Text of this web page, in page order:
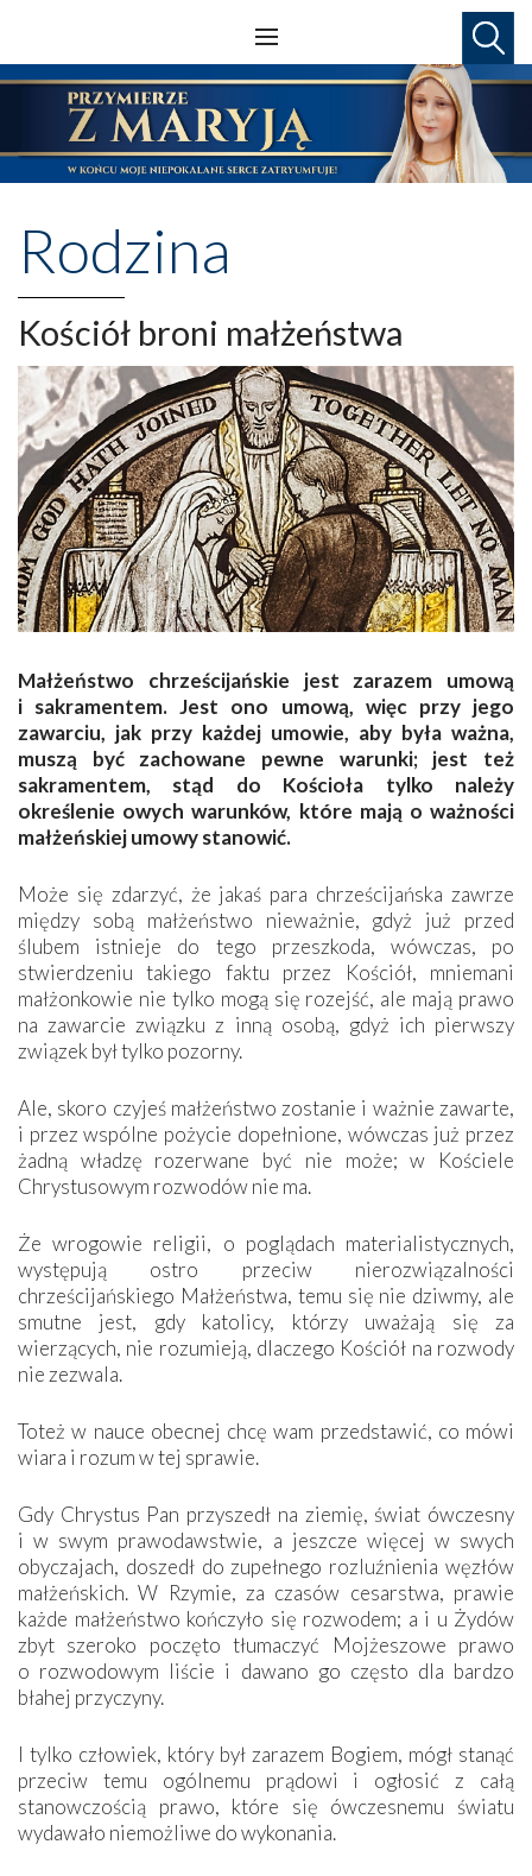
Rodzina
Kościół broni małżeństwa
Małżeństwo chrześcijańskie jest zarazem umową
i sakramentem. Jest ono umową, więc przy jego
zawarciu, jak przy każdej umowie, aby była ważna,
muszą być zachowane pewne warunki; jest też
sakramentem, stąd do Kościoła tylko należy
określenie owych warunków, które mają o ważności
małżeńskiej umowy stanowić.
Może się zdarzyć, że jakaś para chrześcijańska zawrze
między sobą małżeństwo nieważnie, gdyż już przed
ślubem istnieje do tego przeszkoda, wówczas, po
stwierdzeniu takiego faktu przez Kościół, mniemani
małżonkowie nie tylko mogą się rozejść, ale mają prawo
na zawarcie związku z inną osobą, gdyż ich pierwszy
związek był tylko pozorny.
Ale, skoro czyjeś małżeństwo zostanie i ważnie zawarte,
i przez wspólne pożycie dopełnione, wówczas już przez
żadną władzę rozerwane być nie może; w Kościele
Chrystusowym rozwodów nie ma.
Że wrogowie religii, o poglądach materialistycznych,
występują ostro przeciw nierozwiązalności
chrześcijańskiego Małżeństwa, temu się nie dziwmy, ale
smutne jest, gdy katolicy, którzy uważają się za
wierzących, nie rozumieją, dlaczego Kościół na rozwody
nie zezwala.
Toteż w nauce obecnej chcę wam przedstawić, co mówi
wiara i rozum w tej sprawie.
Gdy Chrystus Pan przyszedł na ziemię, świat ówczesny
i w swym prawodawstwie, a jeszcze więcej w swych
obyczajach, doszedł do zupełnego rozluźnienia węzłów
małżeńskich. W Rzymie, za czasów cesarstwa, prawie
każde małżeństwo kończyło się rozwodem; a i u Żydów
zbyt szeroko poczęto tłumaczyć Mojżeszowe prawo
o rozwodowym liście i dawano go często dla bardzo
błahej przyczyny.
I tylko człowiek, który był zarazem Bogiem, mógł stanąć
przeciw temu ogólnemu prądowi i ogłosić z całą
stanowczością prawo, które się ówczesnemu światu
wydawało niemożliwe do wykonania.